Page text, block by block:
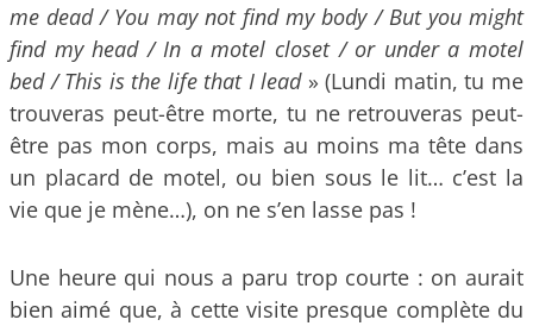
me dead / You may not find my body / But you might
find my head / In a motel closet / or under a motel
bed / This is the life that I lead» (Lundi matin, tu me
trouveras peut-être morte, tu ne retrouveras peut-
être pas mon corps, mais au moins ma tête dans
un placard de motel, ou bien sous le lit… c’est la
vie que je mène…), on ne s’en lasse pas !
Une heure qui nous a paru trop courte : on aurait
bien aimé que, à cette visite presque complète du